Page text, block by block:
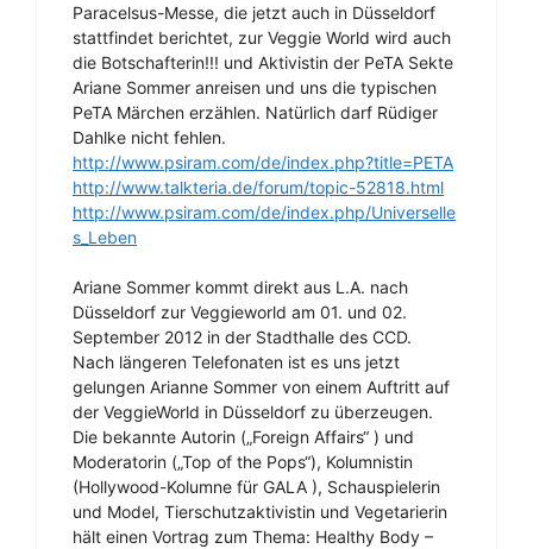
Paracelsus-Messe, die jetzt auch in Düsseldorf
stattfindet berichtet, zur Veggie World wird auch
die Botschafterin!!! und Aktivistin der PeTA Sekte
Ariane Sommer anreisen und uns die typischen
PeTA Märchen erzählen. Natürlich darf Rüdiger
Dahlke nicht fehlen.
http://www.psiram.com/de/index.php?title=PETA
http://www.talkteria.de/forum/topic-52818.html
http://www.psiram.com/de/index.php/Universelle
s_Leben
Ariane Sommer kommt direkt aus L.A. nach
Düsseldorf zur Veggieworld am 01. und 02.
September 2012 in der Stadthalle des CCD.
Nach längeren Telefonaten ist es uns jetzt
gelungen Arianne Sommer von einem Auftritt auf
der VeggieWorld in Düsseldorf zu überzeugen.
Die bekannte Autorin („Foreign Affairs“ ) und
Moderatorin („Top of the Pops“), Kolumnistin
(Hollywood-Kolumne für GALA ), Schauspielerin
und Model, Tierschutzaktivistin und Vegetarierin
hält einen Vortrag zum Thema: Healthy Body –